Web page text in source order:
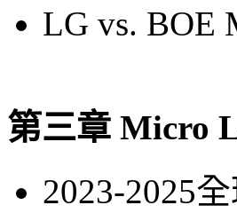
LG vs. BOE
第三章 Micro
2023-2025